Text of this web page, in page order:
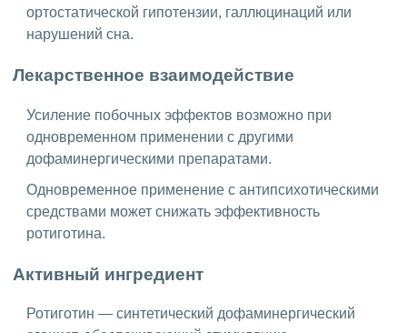
ортостатической гипотензии, галлюцинаций или
нарушений сна.
Лекарственное взаимодействие
Усиление побочных эффектов возможно при
одновременном применении с другими
дофаминергическими препаратами.
Одновременное применение с антипсихотическими
средствами может снижать эффективность
ротиготина.
Активный ингредиент
Ротиготин — синтетический дофаминергический